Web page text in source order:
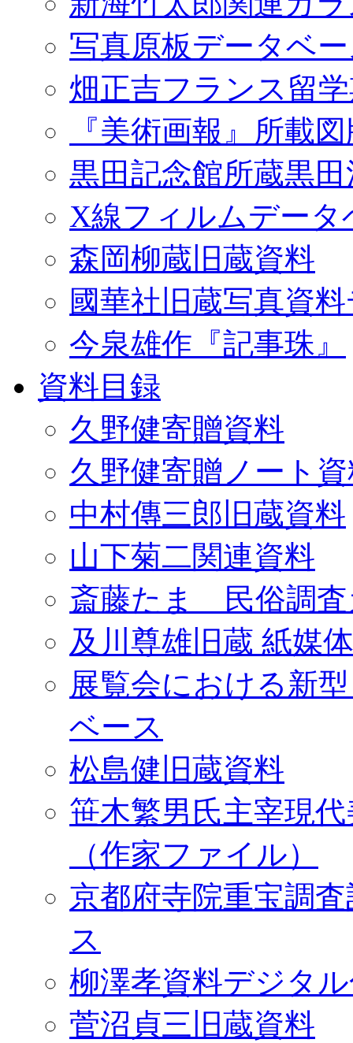
写真原板データベ
畑正吉フランス留
『美術画報』所載
黒田記念館所蔵黒
X線フィルムデータ
森岡柳蔵旧蔵資料
國華社旧蔵写真資
今泉雄作『記事珠』
資料目録
久野健寄贈資料
久野健寄贈ノート
中村傳三郎旧蔵資料
山下菊二関連資料
斎藤たま 民俗調査
及川尊雄旧蔵 紙媒
展覧会における新
ベース
松島健旧蔵資料
笹木繁男氏主宰現
（作家ファイル）
京都府寺院重宝調
ス
柳澤孝資料デジタ
菅沼貞三旧蔵資料